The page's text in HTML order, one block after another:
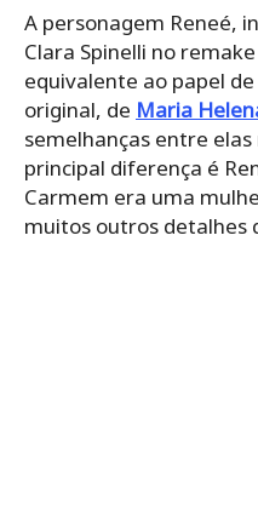
A personagem Reneé,
Clara Spinelli no
equivalente ao papel
original, de Maria
semelhanças entre
principal diferença é
Carmem era uma
muitos outros detalhes